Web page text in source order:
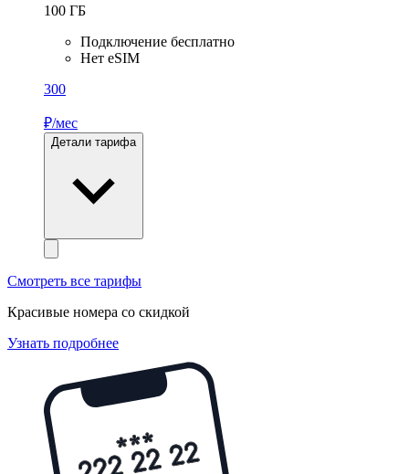
100 ГБ
Подключение бесплатно
Нет eSIM
300
₽/мес
Детали тарифа
Смотреть все тарифы
Красивые номера со скидкой
Узнать подробнее